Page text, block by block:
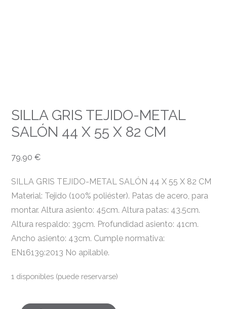
SILLA GRIS TEJIDO-METAL
SALÓN 44 X 55 X 82 CM
79,90€
SILLA GRIS TEJIDO-METAL SALÓN 44 X 55 X 82 CM
Material: Tejido (100% poliéster). Patas de acero, para
montar. Altura asiento: 45cm. Altura patas: 43.5cm.
Altura respaldo: 39cm. Profundidad asiento: 41cm.
Ancho asiento: 43cm. Cumple normativa:
EN16139:2013 No apilable.
1 disponibles (puede reservarse)